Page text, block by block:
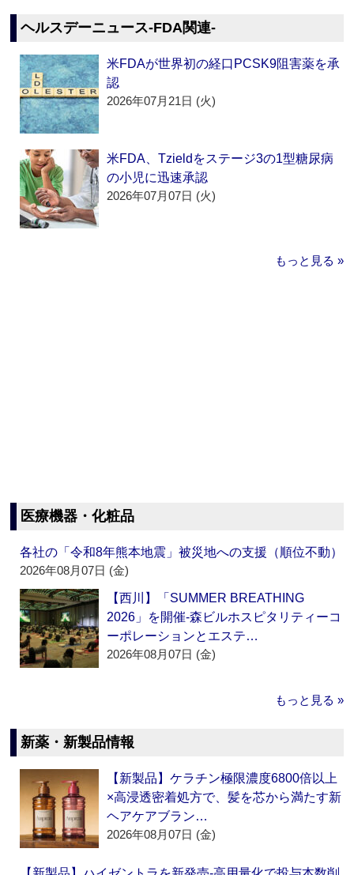
ヘルスデーニュース‐FDA関連‐
米FDAが世界初の経口PCSK9阻害薬を承
認
2026年07月21日 (火)
米FDA、Tzieldをステージ3の1型糖尿病
の小児に迅速承認
2026年07月07日 (火)
もっと見る »
医療機器・化粧品
各社の「令和8年熊本地震」被災地への支援（順位不動）
2026年08月07日 (金)
【西川】「SUMMER BREATHING
2026」を開催‐森ビルホスピタリティーコ
ーポレーションとエステ…
2026年08月07日 (金)
もっと見る »
新薬・新製品情報
【新製品】ケラチン極限濃度6800倍以上
×高浸透密着処方で、髪を芯から満たす新
ヘアケアブラン…
2026年08月07日 (金)